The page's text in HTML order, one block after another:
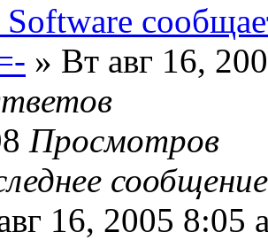
Software
» Вт авг 16,
Просмотров
16, 2005 8:05